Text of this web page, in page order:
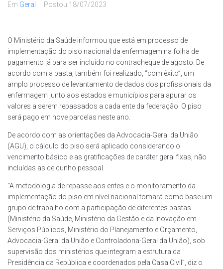
Em Geral Postou 18/07/2023
O Ministério da Saúde informou que está em processo de
implementação do piso nacional da enfermagem na folha de
pagamento já para ser incluído no contracheque de agosto. De
acordo com a pasta, também foi realizado, “com êxito”, um
amplo processo de levantamento de dados dos profissionais da
enfermagem junto aos estados e municípios para apurar os
valores a serem repassados a cada ente da federação. O piso
será pago em nove parcelas neste ano.
De acordo com as orientações da Advocacia-Geral da União
(AGU), o cálculo do piso será aplicado considerando o
vencimento básico e as gratificações de caráter geral fixas, não
incluídas as de cunho pessoal.
“A metodologia de repasse aos entes e o monitoramento da
implementação do piso em nível nacional tomará como base um
grupo de trabalho com a participação de diferentes pastas
(Ministério da Saúde, Ministério da Gestão e da Inovação em
Serviços Públicos, Ministério do Planejamento e Orçamento,
Advocacia-Geral da União e Controladoria-Geral da União), sob
supervisão dos ministérios que integram a estrutura da
Presidência da República e coordenados pela Casa Civil”, diz o